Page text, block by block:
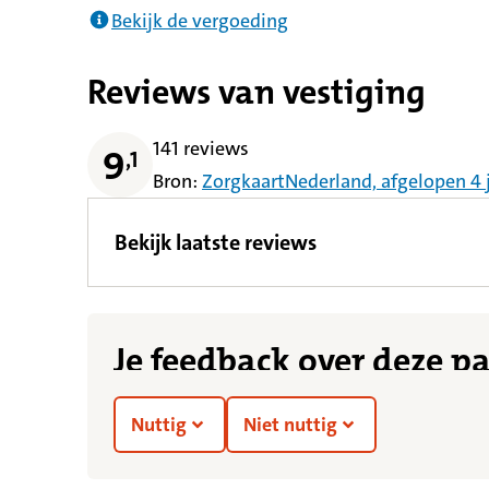
Bekijk de vergoeding
Reviews van vestiging
9,1
141 reviews
Bron: ZorgkaartNederland, afgelopen 4
Bekijk laatste reviews
Je feedback over deze
Nuttig Niet nuttig